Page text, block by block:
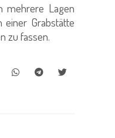
mehrere Lagen
Grabstätte
zu fassen.